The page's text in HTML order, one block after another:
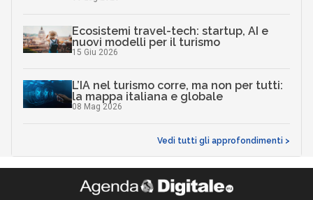
Ecosistemi travel-tech: startup, AI e
nuovi modelli per il turismo
15 Giu 2026
L’IA nel turismo corre, ma non per tutti:
la mappa italiana e globale
08 Mag 2026
Vedi tutti gli approfondimenti >